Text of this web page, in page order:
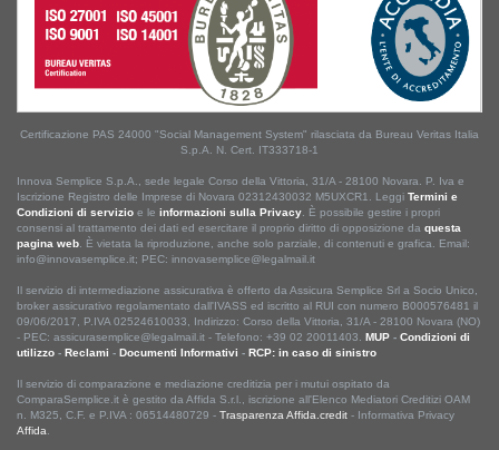
Certificazione PAS 24000 "Social Management System" rilasciata da Bureau Veritas Italia
S.p.A. N. Cert. IT333718-1
Innova Semplice S.p.A., sede legale Corso della Vittoria, 31/A - 28100 Novara. P. Iva e
Iscrizione Registro delle Imprese di Novara 02312430032 M5UXCR1. Leggi Termini e
Condizioni di servizio e le informazioni sulla Privacy. È possibile gestire i propri
consensi al trattamento dei dati ed esercitare il proprio diritto di opposizione da questa
pagina web. È vietata la riproduzione, anche solo parziale, di contenuti e grafica. Email:
info@innovasemplice.it; PEC: innovasemplice@legalmail.it
Il servizio di intermediazione assicurativa è offerto da Assicura Semplice Srl a Socio Unico,
broker assicurativo regolamentato dall'IVASS ed iscritto al RUI con numero B000576481 il
09/06/2017, P.IVA 02524610033, Indirizzo: Corso della Vittoria, 31/A - 28100 Novara (NO)
- PEC: assicurasemplice@legalmail.it - Telefono: +39 02 20011403. MUP - Condizioni di
utilizzo - Reclami - Documenti Informativi - RCP: in caso di sinistro
Il servizio di comparazione e mediazione creditizia per i mutui ospitato da
ComparaSemplice.it è gestito da Affida S.r.l., iscrizione all'Elenco Mediatori Creditizi OAM
n. M325, C.F. e P.IVA : 06514480729 - Trasparenza Affida.credit - Informativa Privacy
Affida.